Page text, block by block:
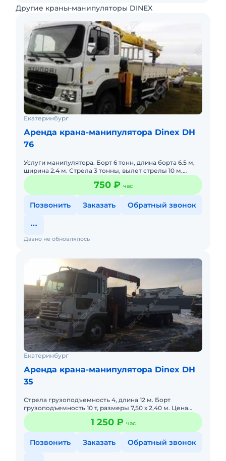
Другие краны-манипуляторы DINEX
Екатеринбург
Аренда крана-манипулятора Dinex DH
76
Услуги манипулятора. Борт 6 тонн, длина борта 6.5 м,
ширина 2.4 м. Стрела 3 тонны, вылет стрелы 10 м.
Стоимость 750 руб./час.
750 ₽ час
Позвонить Заказать Обратный звонок
Давно не обновлялось
Екатеринбург
Аренда крана-манипулятора Dinex DH
35
Стрела грузоподъемность 4, длина 12 м. Борт
грузоподъемность 10 т, размеры 7,50 х 2,40 м. Цена
1250 руб./час.
1 250 ₽ час
Позвонить Заказать Обратный звонок